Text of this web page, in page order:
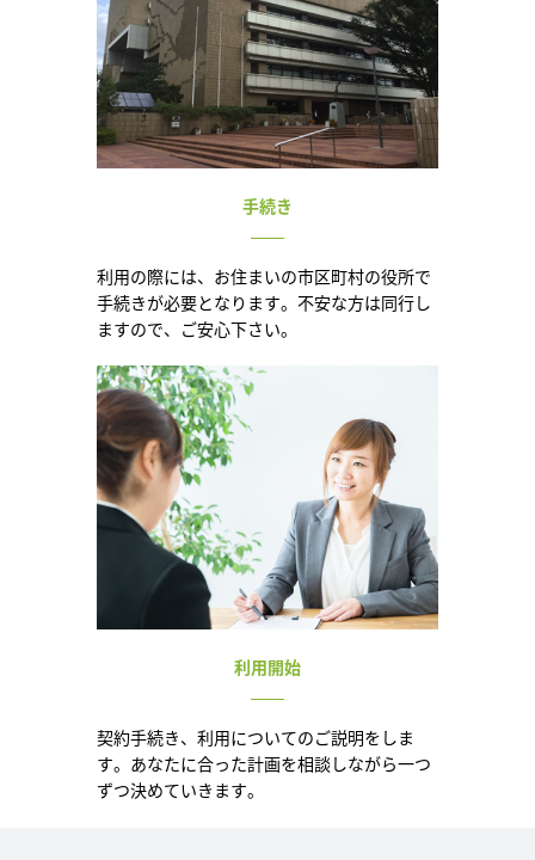
手続き
利用の際には、お住まいの市区町村の役所で
手続きが必要となります。不安な方は同行し
ますので、ご安心下さい。
利用開始
契約手続き、利用についてのご説明をしま
す。あなたに合った計画を相談しながら一つ
ずつ決めていきます。